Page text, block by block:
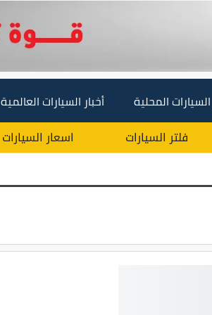
السيارات المحلية أخبار السيارات العالمية
فلتر السيارات اسعار السيارات